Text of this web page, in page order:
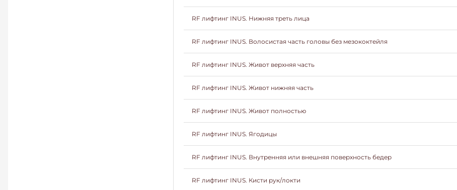
RF лифтинг INUS. Нижняя треть лица
RF лифтинг INUS. Волосистая часть головы без мезококтейля
RF лифтинг INUS. Живот верхняя часть
RF лифтинг INUS. Живот нижняя часть
RF лифтинг INUS. Живот полностью
RF лифтинг INUS. Ягодицы
RF лифтинг INUS. Внутренняя или внешняя поверхность бедер
RF лифтинг INUS. Кисти рук/локти